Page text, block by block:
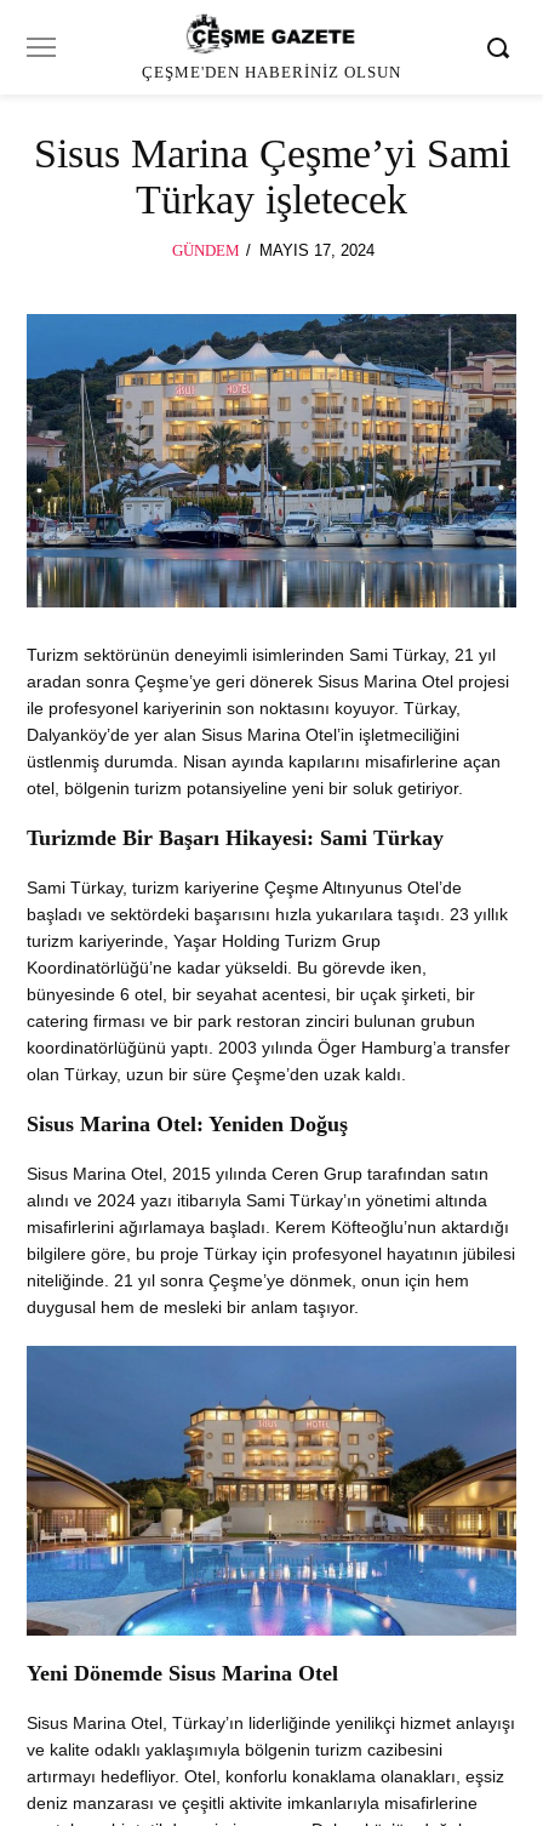
ÇEŞME'DEN HABERINIZ OLSUN
Sisus Marina Çeşme’yi Sami
Türkay işletecek
GÜNDEM
POSTED
MAYIS 17, 2024MAYIS
Turizm sektörünün deneyimli isimlerinden Sami Türkay, 21 yıl
aradan sonra Çeşme’ye geri dönerek Sisus Marina Otel projesi
ile profesyonel kariyerinin son noktasını koyuyor. Türkay,
Dalyanköy’de yer alan Sisus Marina Otel’in işletmeciliğini
üstlenmiş durumda. Nisan ayında kapılarını misafirlerine açan
otel, bölgenin turizm potansiyeline yeni bir soluk getiriyor.
Turizmde Bir Başarı Hikayesi: Sami Türkay
Sami Türkay, turizm kariyerine Çeşme Altınyunus Otel’de
başladı ve sektördeki başarısını hızla yukarılara taşıdı. 23 yıllık
turizm kariyerinde, Yaşar Holding Turizm Grup
Koordinatörlüğü’ne kadar yükseldi. Bu görevde iken,
bünyesinde 6 otel, bir seyahat acentesi, bir uçak şirketi, bir
catering firması ve bir park restoran zinciri bulunan grubun
koordinatörlüğünü yaptı. 2003 yılında Öger Hamburg’a transfer
olan Türkay, uzun bir süre Çeşme’den uzak kaldı.
Sisus Marina Otel: Yeniden Doğuş
Sisus Marina Otel, 2015 yılında Ceren Grup tarafından satın
alındı ve 2024 yazı itibarıyla Sami Türkay’ın yönetimi altında
misafirlerini ağırlamaya başladı. Kerem Köfteoğlu’nun aktardığı
bilgilere göre, bu proje Türkay için profesyonel hayatının jübilesi
niteliğinde. 21 yıl sonra Çeşme’ye dönmek, onun için hem
duygusal hem de mesleki bir anlam taşıyor.
Yeni Dönemde Sisus Marina Otel
Sisus Marina Otel, Türkay’ın liderliğinde yenilikçi hizmet anlayışı
ve kalite odaklı yaklaşımıyla bölgenin turizm cazibesini
artırmayı hedefliyor. Otel, konforlu konaklama olanakları, eşsiz
deniz manzarası ve çeşitli aktivite imkanlarıyla misafirlerine